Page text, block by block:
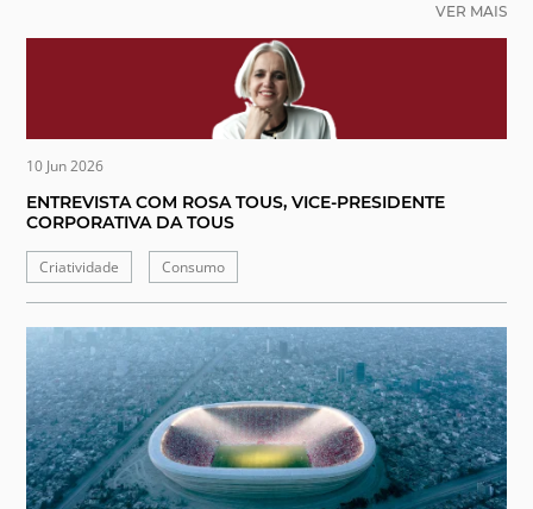
VER MAIS
10 Jun 2026
ENTREVISTA COM ROSA TOUS, VICE-PRESIDENTE
CORPORATIVA DA TOUS
Criatividade Consumo